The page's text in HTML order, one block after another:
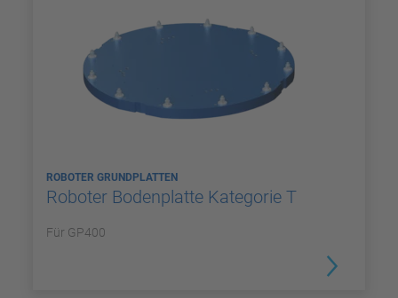
ROBOTER GRUNDPLATTEN
Roboter Bodenplatte Kategorie T
Für GP400